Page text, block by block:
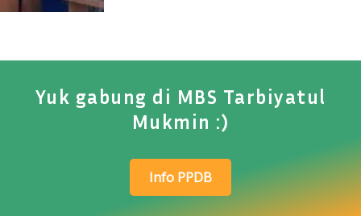
Yuk gabung di MBS Tarbiyatul
Mukmin :)
Info PPDB